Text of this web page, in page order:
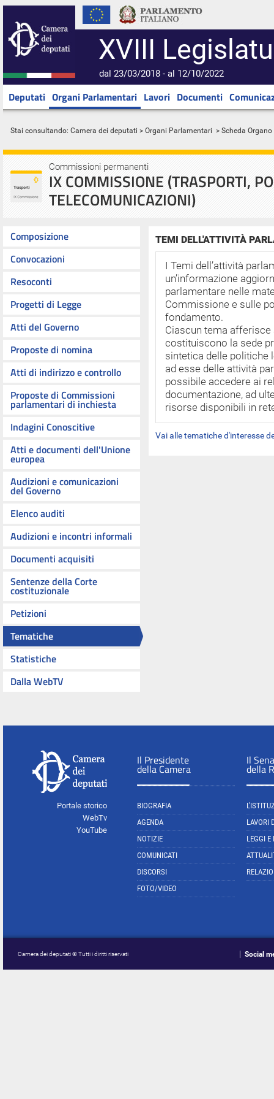
XVIII
dal 23/03/2018 - al 12/10/2022
Deputati Organi Parlamentari Lavori Documenti
Stai consultando: Camera dei deputati > Organi Parlamentari > Scheda Organo
Commissioni permanenti
IX COMMISSIONE (TRASPORTI,
TELECOMUNICAZIONI)
Composizione
Convocazioni
Resoconti
Progetti di Legge
Atti del Governo
Proposte di nomina
Atti di indirizzo e controllo
Proposte di Commissioni
parlamentari di inchiesta
Indagini Conoscitive
Atti e documenti dell'Unione
europea
Audizioni e comunicazioni
del Governo
Elenco auditi
Audizioni e incontri informali
Documenti acquisiti
Sentenze della Corte
costituzionale
Petizioni
Tematiche
Statistiche
Dalla WebTV
TEMI DELL'ATTIVITÀ
I Temi dell’attività
un’informazione
parlamentare nelle
Commissione e sulle
fondamento.
Ciascun tema afferisce
costituiscono la sede
sintetica delle politiche
ad esse delle attività
possibile accedere ai
documentazione, ad
risorse disponibili in
Vai alle tematiche d'interesse
Portale storico
WebTv
YouTube
Il Presidente
della Camera
BIOGRAFIA
AGENDA
NOTIZIE
COMUNICATI
DISCORSI
FOTO/VIDEO
Il
della
LAVORI
LEGGI E
Camera dei deputati © Tutti i diritti riservati Social